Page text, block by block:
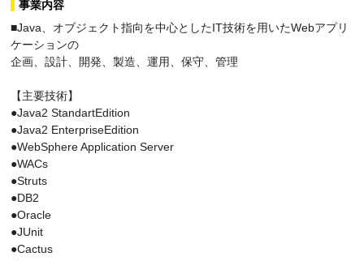
事業内容
■Java、オブジェクト指向を中心としたIT技術を用いたWebアプリ
ケーションの
企画、設計、開発、製造、運用、保守、管理
【主要技術】
●Java2 StandartEdition
●Java2 EnterpriseEdition
●WebSphere Application Server
●WACs
●Struts
●DB2
●Oracle
●JUnit
●Cactus